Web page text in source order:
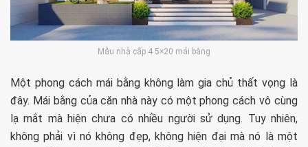
Mẫu nhà cấp 4 5×20 mái bằng
Một phong cách mái bằng không làm gia chủ thất vọng là
đây. Mái bằng của căn nhà này có một phong cách vô cùng
lạ mắt mà hiện chưa có nhiều người sử dụng. Tuy nhiên,
không phải vì nó không đẹp, không hiện đại mà nó là một